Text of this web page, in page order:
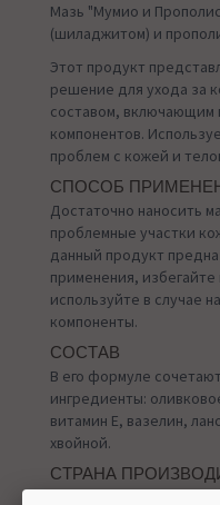
Мазь "Мумио и
(шиладжитом) и
Этот продукт
решение для ухода за
составом, включающим
компонентов.
проблем с кожей и
СПОСОБ
Достаточно наносить
проблемные участки
данный продукт
применения, избегайте
используйте в случае
компоненты.
СОСТАВ
В его формуле
ингредиенты:
витамин Е, вазелин,
хвойной.
СТРАНА